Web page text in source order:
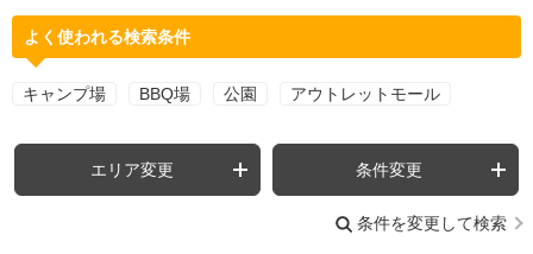
よく使われる検索条件
キャンプ場 BBQ場 公園 アウトレットモール
エリア変更 条件変更
条件を変更して検索